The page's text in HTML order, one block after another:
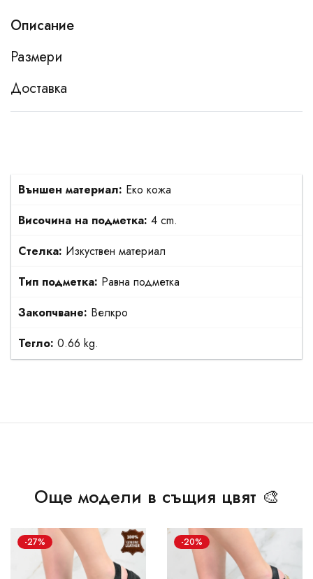
Описание
Размери
Доставка
Външен материал: Еко кожа
Височина на подметка: 4 cm.
Стелка: Изкуствен материал
Тип подметка: Равна подметка
Закопчване: Велкро
Тегло: 0.66 kg.
Още модели в същия цвят 🎨
-27% -20%